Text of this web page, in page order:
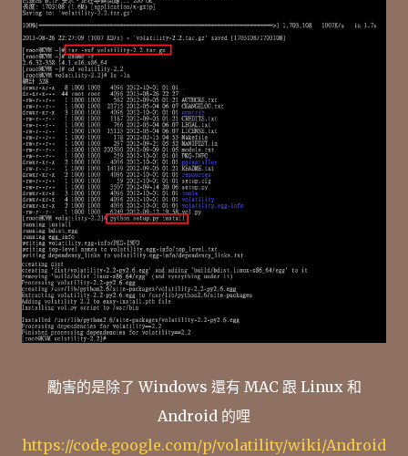
勵害的是除了 Windows 還有 MAC 跟 Linux 和
Android 的哩
https://code.google.com/p/volatility/wiki/Android